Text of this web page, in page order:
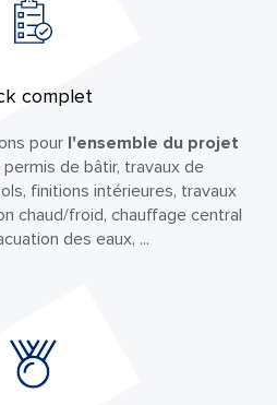
complet
pour l'ensemble du projet
permis de bâtir, travaux de
finitions intérieures, travaux
chaud/froid, chauffage central
des eaux, ...